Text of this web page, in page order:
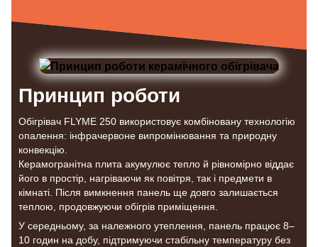
Принцип роботи
Обігрівач FLYME 250 використовує комбіновану технологію
опалення: інфрачервоне випромінювання та природну
конвекцію.
Керамогранітна плита акумулює тепло й рівномірно віддає
його в простір, нагріваючи як повітря, так і предмети в
кімнаті. Після вимкнення панель ще довго залишається
теплою, продовжуючи обігрів приміщення.
У середньому, за належного утеплення, панель працює 8–
10 годин на добу, підтримуючи стабільну температуру без